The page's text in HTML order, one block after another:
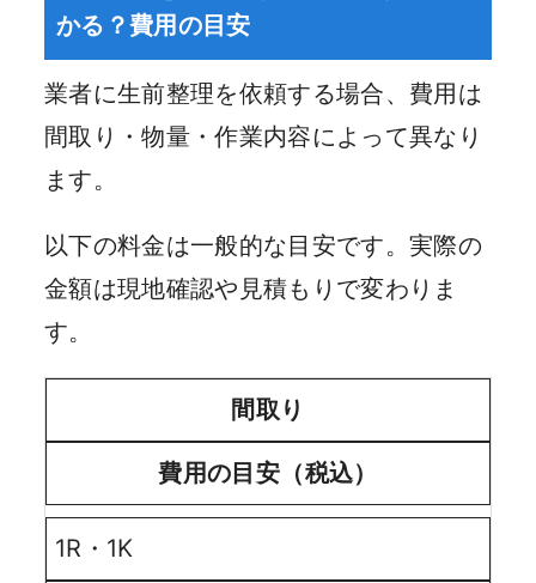
かる？費用の目安
業者に生前整理を依頼する場合、費用は
間取り・物量・作業内容によって異なり
ます。
以下の料金は一般的な目安です。実際の
金額は現地確認や見積もりで変わりま
す。
間取り
費用の目安（税込）
1R・1K